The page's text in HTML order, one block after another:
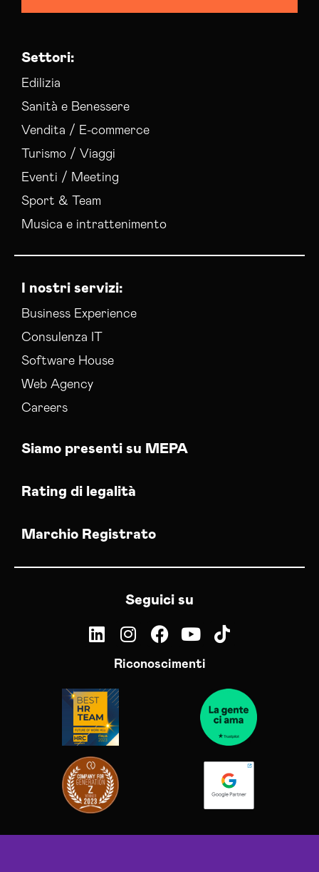
Settori:
Edilizia
Sanità e Benessere
Vendita / E-commerce
Turismo / Viaggi
Eventi / Meeting
Sport & Team
Musica e intrattenimento
I nostri servizi:
Business Experience
Consulenza IT
Software House
Web Agency
Careers
Siamo presenti su MEPA
Rating di legalità
Marchio Registrato
Seguici su
Riconoscimenti